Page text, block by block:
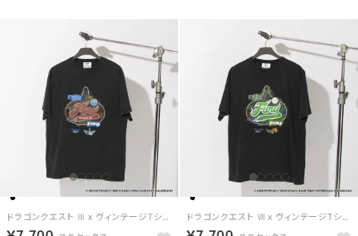
ドラゴンクエスト Ⅲ x ヴィンテージTシャツ / DRAGON QUEST Ⅲ x VINTAGE TEE 【返品不可商品】 （ブラック/バーガンディ） ドラゴンクエスト Ⅶ x ヴィンテージTシャツ / DRAGON QUEST Ⅶ x VINTAGE TEE 【返品不可商品】 （ブラック/ライムグリーン）